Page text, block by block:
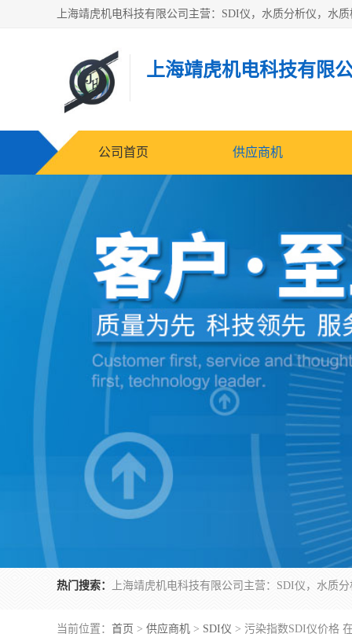
上海靖虎机电科技有限
公司首页 供应商机
热门搜索：
当前位置： 首页 > 供应商机 > SDI仪 > 污染指数SDI仪价格